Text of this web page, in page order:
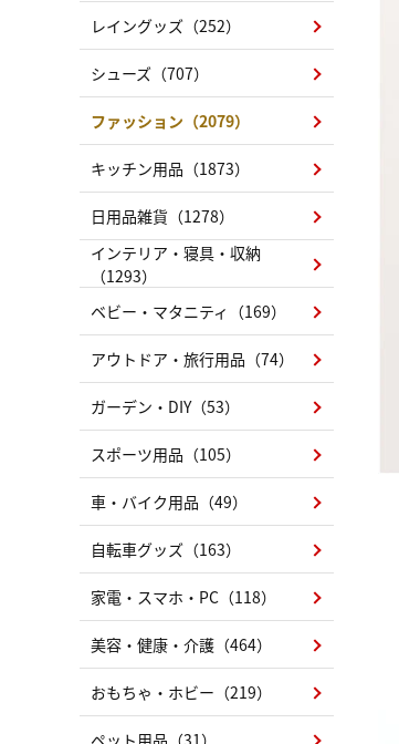
レイングッズ（252）
シューズ（707）
ファッション（2079）
キッチン用品（1873）
日用品雑貨（1278）
インテリア・寝具・収納
（1293）
ベビー・マタニティ（169）
アウトドア・旅行用品（74）
ガーデン・DIY（53）
スポーツ用品（105）
車・バイク用品（49）
自転車グッズ（163）
家電・スマホ・PC（118）
美容・健康・介護（464）
おもちゃ・ホビー（219）
ペット用品（31）